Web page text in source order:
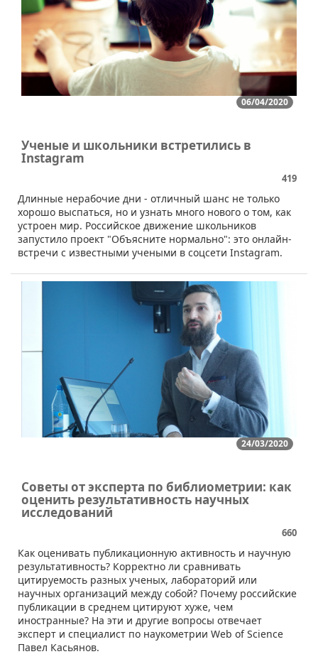
06/04/2020
Ученые и школьники встретились в
Instagram
419
​Длинные нерабочие дни - отличный шанс не только
хорошо выспаться, но и узнать много нового о том, как
устроен мир. Российское движение школьников
запустило проект "Объясните нормально": это онлайн-
встречи с известными учеными в соцсети Instagram.
24/03/2020
Советы от эксперта по библиометрии: как
оценить результативность научных
исследований
660
Как оценивать публикационную активность и научную
результативность? Корректно ли сравнивать
цитируемость разных ученых, лабораторий или
научных организаций между собой? Почему российские
публикации в среднем цитируют хуже, чем
иностранные? На эти и другие вопросы отвечает
эксперт и специалист по наукометрии Web of Science
Павел Касьянов.